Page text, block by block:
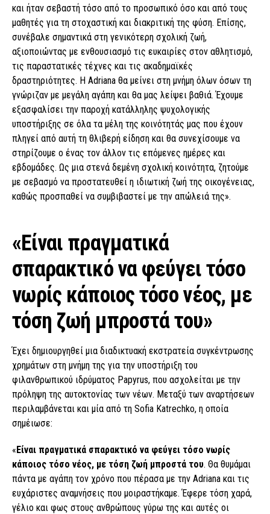
και ήταν σεβαστή τόσο από το προσωπικό όσο και από τους
μαθητές για τη στοχαστική και διακριτική της φύση. Επίσης,
συνέβαλε σημαντικά στη γενικότερη σχολική ζωή,
αξιοποιώντας με ενθουσιασμό τις ευκαιρίες στον αθλητισμό,
τις παραστατικές τέχνες και τις ακαδημαϊκές
δραστηριότητες. Η Adriana θα μείνει στη μνήμη όλων όσων τη
γνώριζαν με μεγάλη αγάπη και θα μας λείψει βαθιά. Έχουμε
εξασφαλίσει την παροχή κατάλληλης ψυχολογικής
υποστήριξης σε όλα τα μέλη της κοινότητάς μας που έχουν
πληγεί από αυτή τη θλιβερή είδηση και θα συνεχίσουμε να
στηρίζουμε ο ένας τον άλλον τις επόμενες ημέρες και
εβδομάδες. Ως μια στενά δεμένη σχολική κοινότητα, ζητούμε
με σεβασμό να προστατευθεί η ιδιωτική ζωή της οικογένειας,
καθώς προσπαθεί να συμβιβαστεί με την απώλειά της».
«Είναι πραγματικά
σπαρακτικό να φεύγει τόσο
νωρίς κάποιος τόσο νέος, με
τόση ζωή μπροστά του»
Έχει δημιουργηθεί μια διαδικτυακή εκστρατεία συγκέντρωσης
χρημάτων στη μνήμη της για την υποστήριξη του
φιλανθρωπικού ιδρύματος Papyrus, που ασχολείται με την
πρόληψη της αυτοκτονίας των νέων. Μεταξύ των αναρτήσεων
περιλαμβάνεται και μία από τη Sofia Katrechko, η οποία
σημέιωσε:
«Είναι πραγματικά σπαρακτικό να φεύγει τόσο νωρίς
κάποιος τόσο νέος, με τόση ζωή μπροστά του. Θα θυμάμαι
πάντα με αγάπη τον χρόνο που πέρασα με την Adriana και τις
ευχάριστες αναμνήσεις που μοιραστήκαμε. Έφερε τόση χαρά,
γέλιο και φως στους ανθρώπους γύρω της και αυτές οι